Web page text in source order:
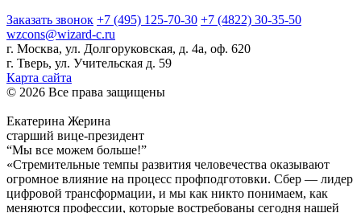
Заказать звонок +7 (495) 125-70-30 +7 (4822) 30-35-50
wzcons@wizard-c.ru
г. Москва, ул. Долгоруковская, д. 4а, оф. 620
г. Тверь, ул. Учительская д. 59
Карта сайта
© 2026 Все права защищены
Екатерина Жерина
старший вице-президент
“Мы все можем больше!”
«Стремительные темпы развития человечества оказывают
огромное влияние на процесс профподготовки. Сбер — лидер
цифровой трансформации, и мы как никто понимаем, как
меняются профессии, которые востребованы сегодня нашей